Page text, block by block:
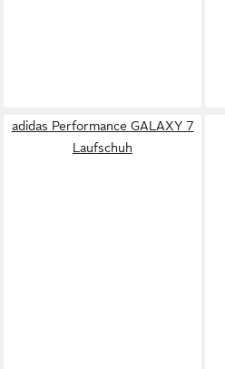
adidas Performance GALAXY 7
Laufschuh